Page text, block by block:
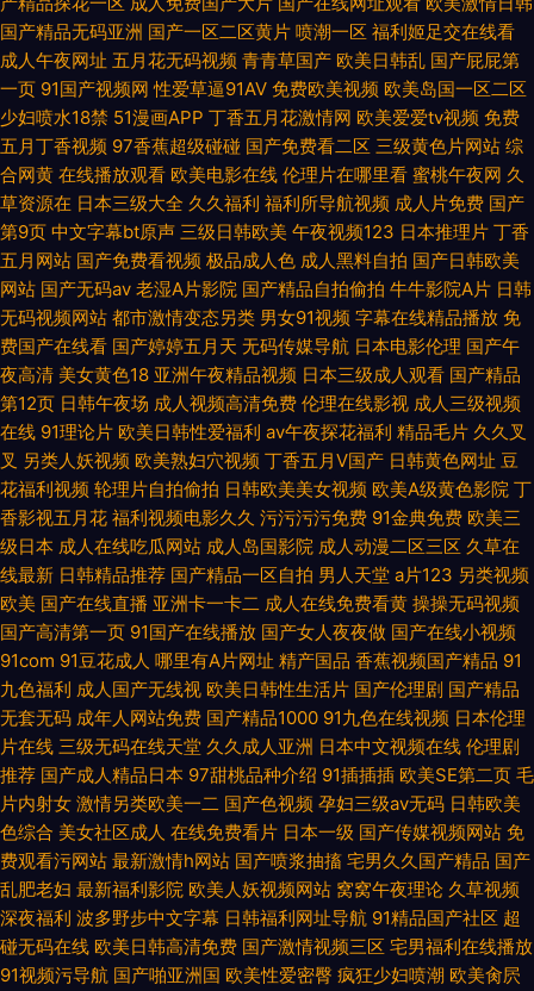
国产精品无码亚洲 国产一区二区黄片 喷潮一区 福利姬足交在线看
成人午夜网址 五月花无码视频 青青草国产 欧美日韩乱 国产屁屁第
一页 91国产视频网 性爱草逼91AV 免费欧美视频 欧美岛国一区二区
少妇喷水18禁 51漫画APP 丁香五月花激情网 欧美爱爱tv视频 免费
五月丁香视频 97香蕉超级碰碰 国产免费看二区 三级黄色片网站 综
合网黄 在线播放观看 欧美电影在线 伦理片在哪里看 蜜桃午夜网 久
草资源在 日本三级大全 久久福利 福利所导航视频 成人片免费 国产
第9页 中文字幕bt原声 三级日韩欧美 午夜视频123 日本推理片 丁香
五月网站 国产免费看视频 极品成人色 成人黑料自拍 国产日韩欧美
网站 国产无码av 老湿A片影院 国产精品自拍偷拍 牛牛影院A片 日韩
无码视频网站 都市激情变态另类 男女91视频 字幕在线精品播放 免
费国产在线看 国产婷婷五月天 无码传媒导航 日本电影伦理 国产午
夜高清 美女黄色18 亚洲午夜精品视频 日本三级成人观看 国产精品
第12页 日韩午夜场 成人视频高清免费 伦理在线影视 成人三级视频
在线 91理论片 欧美日韩性爱福利 av午夜探花福利 精品毛片 久久叉
叉 另类人妖视频 欧美熟妇穴视频 丁香五月V国产 日韩黄色网址 豆
花福利视频 轮理片自拍偷拍 日韩欧美美女视频 欧美A级黄色影院 丁
香影视五月花 福利视频电影久久 污污污污免费 91金典免费 欧美三
级日本 成人在线吃瓜网站 成人岛国影院 成人动漫二区三区 久草在
线最新 日韩精品推荐 国产精品一区自拍 男人天堂 a片123 另类视频
欧美 国产在线直播 亚洲卡一卡二 成人在线免费看黄 操操无码视频
国产高清第一页 91国产在线播放 国产女人夜夜做 国产在线小视频
91com 91豆花成人 哪里有A片网址 精产国品 香蕉视频国产精品 91
九色福利 成人国产无线视 欧美日韩性生活片 国产伦理剧 国产精品
无套无码 成年人网站免费 国产精品1000 91九色在线视频 日本伦理
片在线 三级无码在线天堂 久久成人亚洲 日本中文视频在线 伦理剧
推荐 国产成人精品日本 97甜桃品种介绍 91插插插 欧美SE第二页 毛
片内射女 激情另类欧美一二 国产色视频 孕妇三级av无码 日韩欧美
色综合 美女社区成人 在线免费看片 日本一级 国产传媒视频网站 免
费观看污网站 最新激情h网站 国产喷浆抽搐 宅男久久国产精品 国产
乱肥老妇 最新福利影院 欧美人妖视频网站 窝窝午夜理论 久草视频
深夜福利 波多野步中文字幕 日韩福利网址导航 91精品国产社区 超
碰无码在线 欧美日韩高清免费 国产激情视频三区 宅男福利在线播放
91视频污导航 国产啪亚洲国 欧美性爱密臀 疯狂少妇喷潮 欧美肏屄